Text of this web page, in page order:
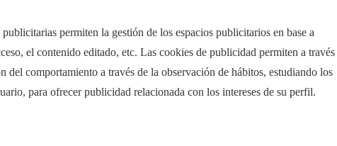
permiten la gestión de los espacios publicitarios en base a
el contenido editado, etc. Las cookies de publicidad permiten a través
comportamiento a través de la observación de hábitos, estudiando los
para ofrecer publicidad relacionada con los intereses de su perfil.